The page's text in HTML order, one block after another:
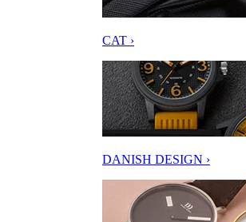
CAT ›
DANISH DESIGN ›